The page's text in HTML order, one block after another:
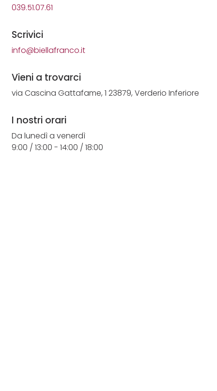
039.51.07.61
Scrivici
info@biellafranco.it
Vieni a trovarci
via Cascina Gattafame, 1 23879, Verderio Inferiore
I nostri orari
Da lunedì a venerdì
9:00 / 13:00 - 14:00 / 18:00